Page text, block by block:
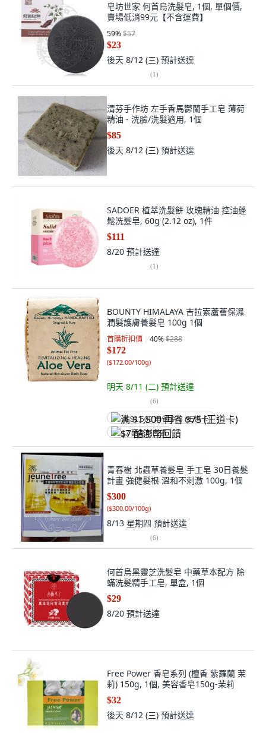
皂坊世家 何首烏洗髮皂, 1個, 單個價,
賣場低消99元【不含運費】
59%$57
$23
後天 8/12 (三) 預計送達
(1)
清芬手作坊 左手香馬鬱蘭手工皂 薄荷
精油 - 洗臉/洗髮適用, 1個
$85
後天 8/12 (三) 預計送達
SADOER 植萃洗髮餅 玫瑰精油 控油蓬
鬆洗髮皂, 60g (2.12 oz), 1件
$111
8/20 預計送達
(1)
BOUNTY HIMALAYA 吉拉索蘆薈保濕
潤髮護膚養髮皂 100g 1個
首購折扣價 40%$288
$172
($172.00/100g)
明天 8/11 (二) 預計送達
(6)
满 $1,500 再省 $75 (王道卡)
$7 酷澎幣回饋
青春樹 北蟲草養髮皂 手工皂 30日養髮
計畫 強健髮根 溫和不刺激 100g, 1個
$300
($300.00/100g)
8/13 星期四 預計送達
(6)
何首烏黑靈芝洗髮皂 中藥草本配方 除
蟎洗髮精手工皂, 單盒, 1個
$29
8/20 預計送達
Free Power 香皂系列 (檀香 紫羅蘭 茉
莉) 150g, 1個, 美容香皂150g-茉莉
$32
後天 8/12 (三) 預計送達